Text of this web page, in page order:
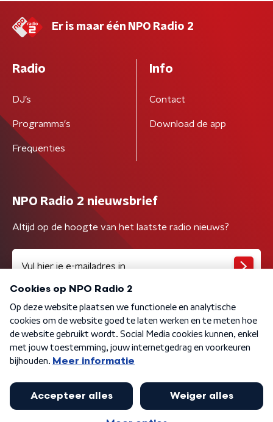
Er is maar één NPO Radio 2
Radio
DJ’s
Programma's
Frequenties
Info
Contact
Download de app
NPO Radio 2 nieuwsbrief
Altijd op de hoogte van het laatste radio nieuws?
Algemene voorwaarden